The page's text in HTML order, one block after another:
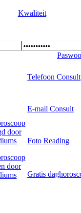
Kwaliteit
Telefoon Consult
E-mail Consult
Foto Reading
Gratis